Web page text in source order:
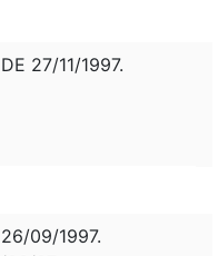
27/11/1997.
09/1997.